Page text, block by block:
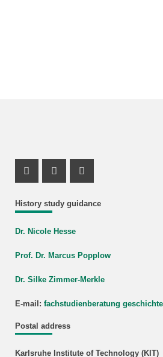
History study guidance
Dr. Nicole Hesse
Prof. Dr. Marcus Popplow
Dr. Silke Zimmer-Merkle
E-mail: fachstudienberatung geschichte
Postal address
Karlsruhe Institute of Technology (KIT)
Instagram Profile
Mastodon Profile
Youtube